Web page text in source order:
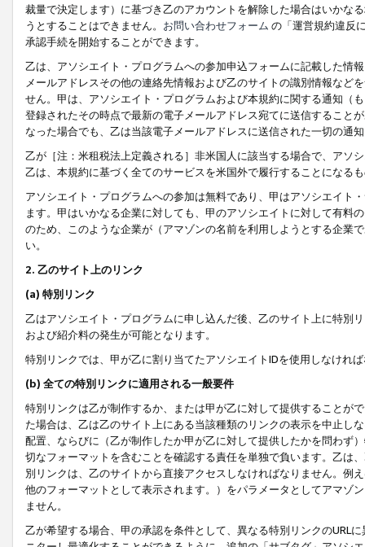
裁量で決定します）に基づき乙のアカウントを解除した場合はいかな
うとすることはできません。 お問い合わせフォーム の「運営規約違反
承認手続を開始することができます。
乙は、アソシエイト・プログラムへの参加申込フォームに記載した情
メールアドレスその他の連絡先情報および乙のサイトの識別情報など
せん。甲は、アソシエイト・プログラムおよび本規約に関する通知（
登録されたその時点で最新の電子メールアドレス宛てに送信すること
なった場合でも、乙は当該電子メールアドレスに送信された一切の通
乙が［注：米租税法上定義される］非米国人に該当する場合で、アソ
乙は、本規約に基づく全てのサービスを米国外で履行することになる
アソシエイト・プログラムへの参加は無料であり、甲はアソシエイト
ます。甲はいかなる企業に対しても、甲のアソシエイトに対して有料
のため、このような企業が（アマゾンの名前を利用しようとする企業
い。
2. 乙のサイト上のリンク
(a) 特別リンク
乙はアソシエイト・プログラムに申し込んだ後、乙のサイト上に特別
および紹介料の発生が可能となります。
特別リンクでは、甲が乙に割り当てたアソシエイトIDを使用しなけれ
(b) 全ての特別リンクに適用される一般要件
特別リンクは乙が制作するか、または甲が乙に対して提供することが
た場合は、乙は乙のサイト上にある当該種類のリンクの表示を中止し
配置、ならびに（乙が制作したか甲が乙に対して提供したかを問わず
切なフォーマットを含むことを確認する責任を単独で負います。乙は
別リンクは、乙のサイトから直接アクセスしなければなりません。例
他のフォーマットとして表示されます。）をパラメータとしてアマゾ
ません。
乙が希望する場合、甲の承認を条件として、異なる特別リンクのURL